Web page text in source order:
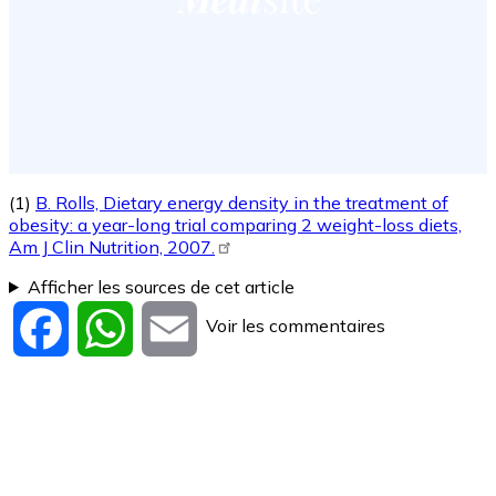
(1) B. Rolls, Dietary energy density in the treatment of
obesity: a year-long trial comparing 2 weight-loss diets,
Am J Clin Nutrition, 2007.
Afficher les sources de cet article
Facebook WhatsApp
Email
Voir les commentaires